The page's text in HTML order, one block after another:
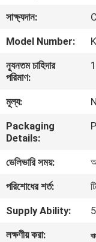
কারখানা
পরিদর্শন
নিয়ন্ত্রণ
আমাদের
সাথে
যোগাযোগ
খবর
সাক্ষ্যদান:
Model Number:
ন্যূনতম চাহিদার
পরিমাণ:
মূল্য:
Packaging
Details:
ডেলিভারি সময়:
পরিশোধের শর্ত:
Supply Ability:
লক্ষণীয় করা: